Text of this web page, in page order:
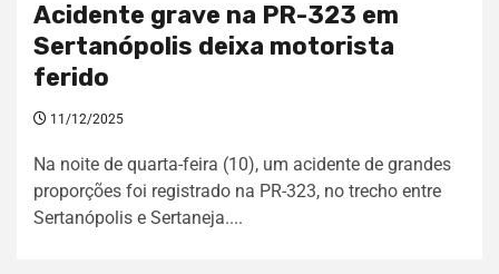
Acidente grave na PR-323 em
Sertanópolis deixa motorista
ferido
11/12/2025
Na noite de quarta-feira (10), um acidente de grandes
proporções foi registrado na PR-323, no trecho entre
Sertanópolis e Sertaneja....